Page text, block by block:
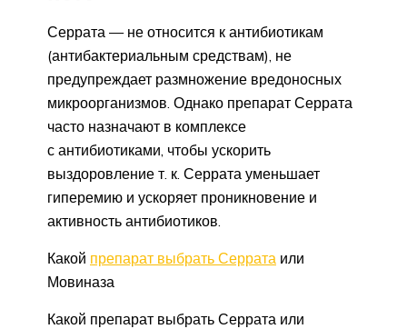
Серрата — не относится к антибиотикам
(антибактериальным средствам), не
предупреждает размножение вредоносных
микроорганизмов. Однако препарат Серрата
часто назначают в комплексе
с антибиотиками, чтобы ускорить
выздоровление т. к. Серрата уменьшает
гиперемию и ускоряет проникновение и
активность антибиотиков.
Какой препарат выбрать Серрата или
Мовиназа
Какой препарат выбрать Серрата или